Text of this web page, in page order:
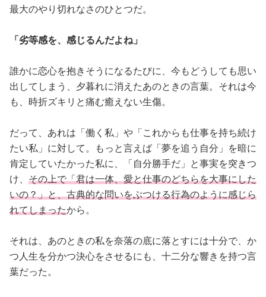
最大のやり切れなさのひとつだ。
「劣等感を、感じるんだよね」
誰かに恋心を抱きそうになるたびに、今もどうしても思い
出してしまう、夕暮れに消えたあのときの言葉。それは今
も、時折ズキリと痛む癒えない生傷。
だって、あれは「働く私」や「これからも仕事を持ち続け
たい私」に対して。もっと言えば「夢を追う自分」を暗に
肯定していたかった私に、「自分勝手だ」と事実を突きつ
け、 その上で「君は一体、愛と仕事のどちらを大事にした
いの？」と、古典的な問いをぶつける行為のように感じら
れてしまったから。
それは、あのときの私を奈落の底に落とすには十分で、か
つ人生を分かつ決心をさせるにも、十二分な響きを持つ言
葉だった。